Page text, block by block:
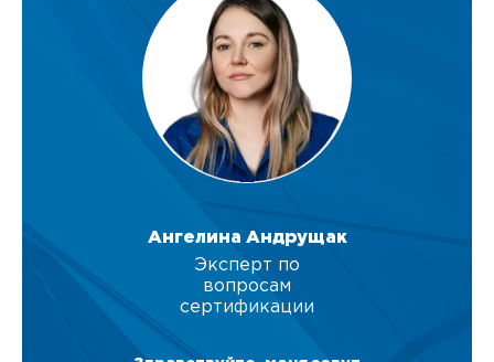
Ангелина Андрущак
Эксперт по
вопросам
сертификации